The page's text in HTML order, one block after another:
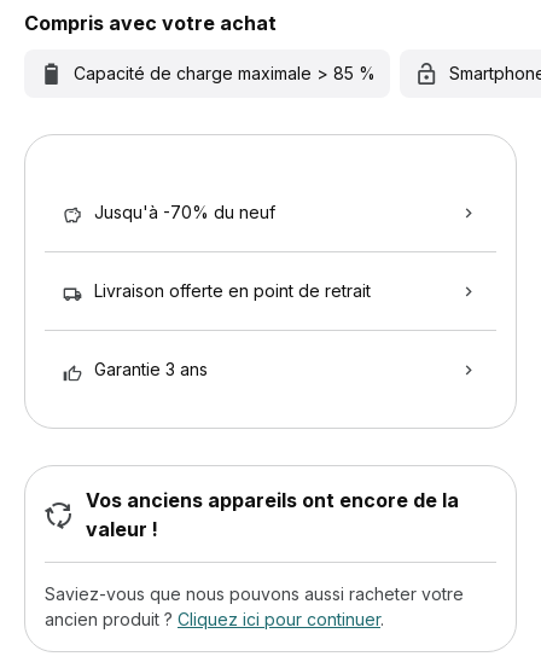
Compris avec votre achat
Capacité de charge maximale > 85 %
Jusqu'à -70% du neuf
Livraison offerte en point de retrait
Garantie 3 ans
Vos anciens appareils ont encore de la
valeur !
Saviez-vous que nous pouvons aussi racheter votre
ancien produit ? Cliquez ici pour continuer.